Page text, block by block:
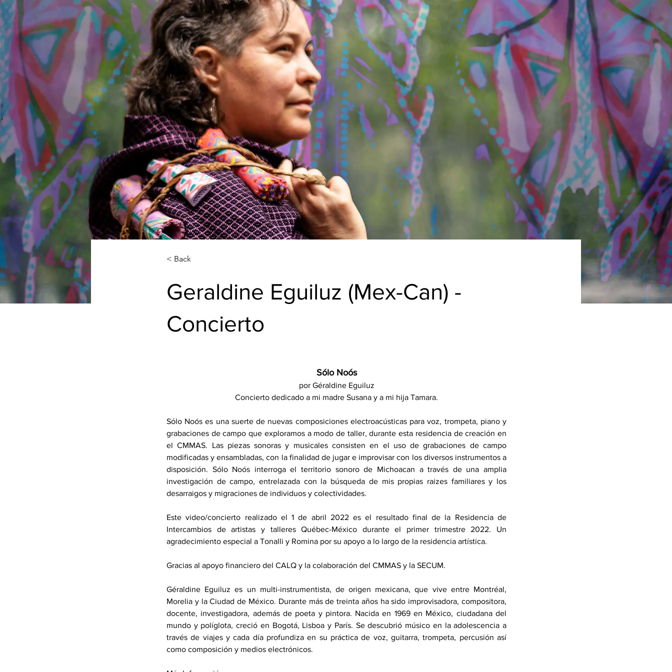
< Back
Geraldine Eguiluz (Mex-Can) -
Concierto
Sólo Noós
por Géraldine Eguiluz
Concierto dedicado a mi madre Susana y a mi hija Tamara.
Sólo Noós es una suerte de nuevas composiciones electroacústicas para voz, trompeta, piano y
grabaciones de campo que exploramos a modo de taller, durante esta residencia de creación en
el CMMAS. Las piezas sonoras y musicales consisten en el uso de grabaciones de campo
modificadas y ensambladas, con la finalidad de jugar e improvisar con los diversos instrumentos a
disposición. Sólo Noós interroga el territorio sonoro de Michoacan a través de una amplia
investigación de campo, entrelazada con la búsqueda de mis propias raizes familiares y los
desarraigos y migraciones de individuos y colectividades.
Este video/concierto realizado el 1 de abril 2022 es el resultado final de la Residencia de
Intercambios de artistas y talleres Québec-México durante el primer trimestre 2022. Un
agradecimiento especial a Tonalli y Romina por su apoyo a lo largo de la residencia artística.
Gracias al apoyo financiero del CALQ y la colaboración del CMMAS y la SECUM.
Géraldine Eguiluz es un multi-instrumentista, de origen mexicana, que vive entre Montréal,
Morelia y la Ciudad de México. Durante más de treinta años ha sido improvisadora, compositora,
docente, investigadora, además de poeta y pintora. Nacida en 1969 en México, ciudadana del
mundo y políglota, creció en Bogotá, Lisboa y París. Se descubrió músico en la adolescencia a
través de viajes y cada día profundiza en su práctica de voz, guitarra, trompeta, percusión así
como composición y medios electrónicos.